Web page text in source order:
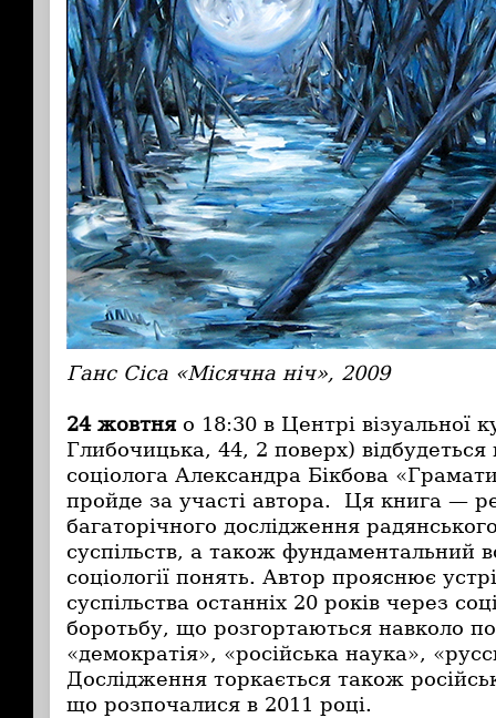
Ганс Сіса «Місячна ніч», 2009
24 жовтняо 18:30 в Центрі візуальної
Глибочицька, 44, 2 поверх) відбудеться
соціолога Александра Бікбова
пройде за участі автора. Ця книга —
багаторічного дослідження
суспільств, а також фундаментальний
соціології понять. Автор прояснює
суспільства останніх 20 років через
боротьбу, що розгортаються навколо
«демократія», «російська наука»,
Дослідження торкається також
що розпочалися в 2011 році.